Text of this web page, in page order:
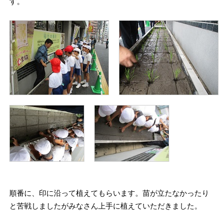
す。
順番に、印に沿って植えてもらいます。苗が立たなかったり
と苦戦しましたがみなさん上手に植えていただきました。